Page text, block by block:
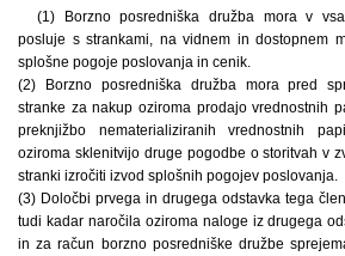
(1) Borzno posredniška družba mora v
posluje s strankami, na vidnem in dostopnem
splošne pogoje poslovanja in cenik.
(2) Borzno posredniška družba mora pred
stranke za nakup oziroma prodajo vrednostnih
preknjižbo nematerializiranih vrednostnih
oziroma sklenitvijo druge pogodbe o storitvah v
stranki izročiti izvod splošnih pogojev poslovanja.
(3) Določbi prvega in drugega odstavka tega
tudi kadar naročila oziroma naloge iz drugega
in za račun borzno posredniške družbe